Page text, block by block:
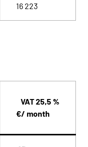
16 223
VAT 25,5 %
€/ month